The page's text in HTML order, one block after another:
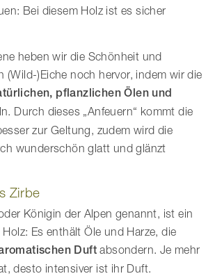
Bei diesem Holz ist es sicher
heben wir die Schönheit und
(Wild-)Eiche noch hervor, indem wir die
pflanzlichen Ölen und
Durch dieses „Anfeuern“ kommt die
zur Geltung, zudem wird die
wunderschön glatt und glänzt
Zirbe
Königin der Alpen genannt, ist ein
Es enthält Öle und Harze, die
Duft absondern. Je mehr
desto intensiver ist ihr Duft.